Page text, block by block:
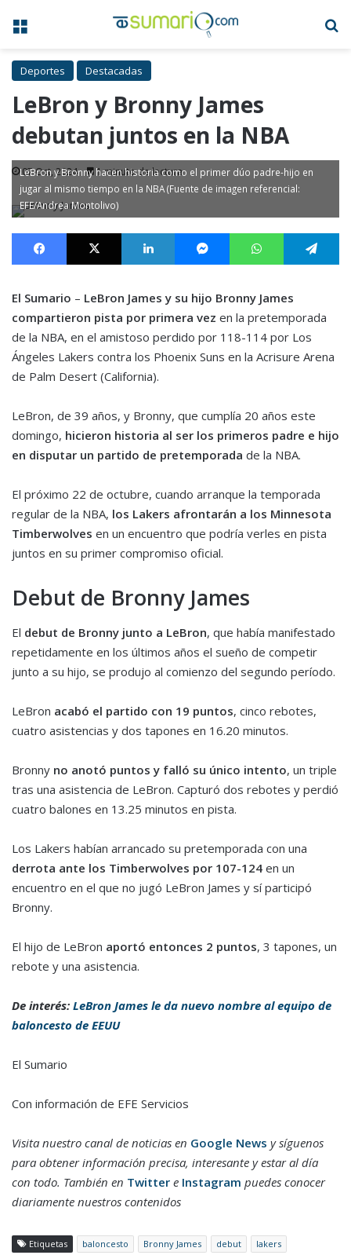
Menú
Deportes Destacadas
LeBron y Bronny James
debutan juntos en la NBA
07 Oct, 2024 1 minuto de lectura
LeBron y Bronny hacen historia como el primer dúo padre-hijo en
jugar al mismo tiempo en la NBA (Fuente de imagen referencial:
EFE/Andrea Montolivo)
Facebook X LinkedIn MessengerWhatsApp
El Sumario – LeBron James y su hijo Bronny James
compartieron pista por primera vez en la pretemporada
de la NBA, en el amistoso perdido por 118-114 por Los
Ángeles Lakers contra los Phoenix Suns en la Acrisure Arena
de Palm Desert (California).
LeBron, de 39 años, y Bronny, que cumplía 20 años este
domingo, hicieron historia al ser los primeros padre e hijo
en disputar un partido de pretemporada de la NBA.
El próximo 22 de octubre, cuando arranque la temporada
regular de la NBA, los Lakers afrontarán a los Minnesota
Timberwolves en un encuentro que podría verles en pista
juntos en su primer compromiso oficial.
Debut de Bronny James
El debut de Bronny junto a LeBron, que había manifestado
repetidamente en los últimos años el sueño de competir
junto a su hijo, se produjo al comienzo del segundo período.
LeBron acabó el partido con 19 puntos, cinco rebotes,
cuatro asistencias y dos tapones en 16.20 minutos.
Bronny no anotó puntos y falló su único intento, un triple
tras una asistencia de LeBron. Capturó dos rebotes y perdió
cuatro balones en 13.25 minutos en pista.
Los Lakers habían arrancado su pretemporada con una
derrota ante los Timberwolves por 107-124 en un
encuentro en el que no jugó LeBron James y sí participó
Bronny.
El hijo de LeBron aportó entonces 2 puntos, 3 tapones, un
rebote y una asistencia.
De interés: LeBron James le da nuevo nombre al equipo de
baloncesto de EEUU
El Sumario
Con información de EFE Servicios
Visita nuestro canal de noticias en Google News y síguenos
para obtener información precisa, interesante y estar al día
con todo. También en Twitter e Instagram puedes conocer
diariamente nuestros contenidos
Etiquetas baloncesto Bronny James debut
lakers